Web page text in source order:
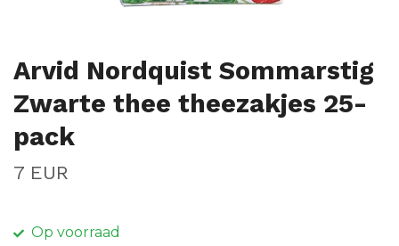
Arvid Nordquist Sommarstig
Zwarte thee theezakjes 25-
pack
7 EUR
Op voorraad